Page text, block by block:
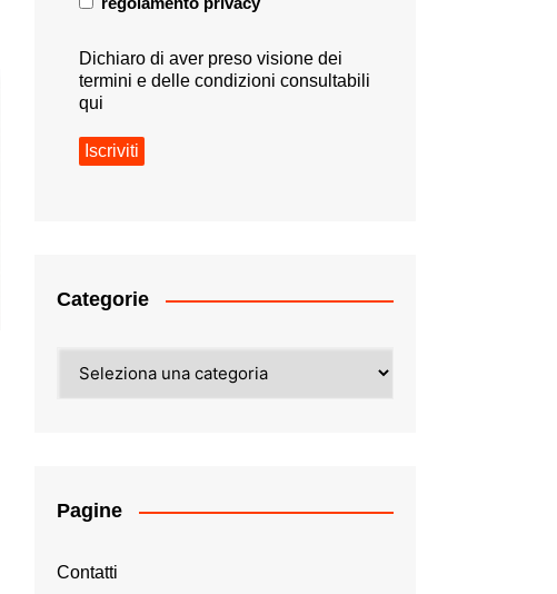
Dichiaro di aver preso visione dei
termini e delle condizioni consultabili
qui
Categorie
Pagine
Contatti